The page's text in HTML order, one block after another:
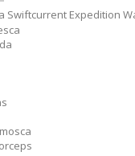
Swiftcurrent Expedition